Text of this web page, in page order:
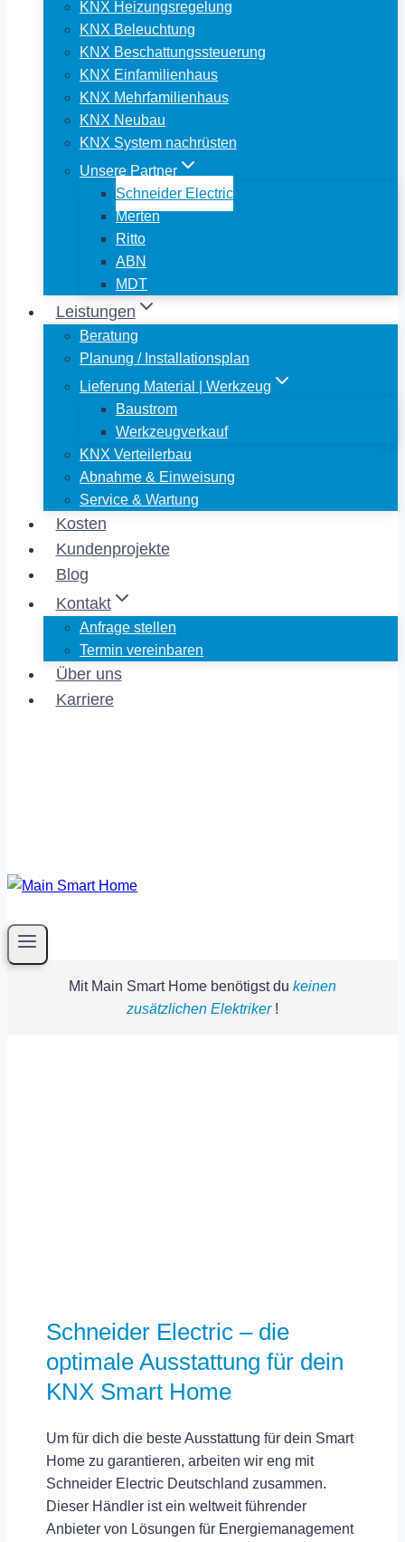
KNX Heizungsregelung
KNX Beleuchtung
KNX Beschattungssteuerung
KNX Einfamilienhaus
KNX Mehrfamilienhaus
KNX Neubau
KNX System nachrüsten
Unsere Partner
Schneider Electric
Merten
Ritto
ABN
MDT
Leistungen
Beratung
Planung / Installationsplan
Lieferung Material | Werkzeug
Baustrom
Werkzeugverkauf
KNX Verteilerbau
Abnahme & Einweisung
Service & Wartung
Kosten
Kundenprojekte
Blog
Kontakt
Anfrage stellen
Termin vereinbaren
Über uns
Karriere
Mit Main Smart Home benötigst du keinen
zusätzlichen Elektriker!
Schneider Electric – die
optimale Ausstattung für dein
KNX Smart Home
Um für dich die beste Ausstattung für dein Smart
Home zu garantieren, arbeiten wir eng mit
Schneider Electric Deutschland zusammen.
Dieser Händler ist ein weltweit führender
Anbieter von Lösungen für Energiemanagement